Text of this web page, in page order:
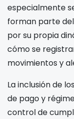
especialmente
forman parte
por su propia
cómo se
movimientos y
La inclusión de
de pago y
control de